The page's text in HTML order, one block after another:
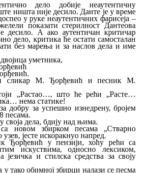
дело добије неаутентичну
ништа није десило. Данте је у време
у руке неаутентичних фарисеја –
показати стерилност Дантеова
десило. А ако аутентичан критичар
дело, критика ће остати самосталан
без марења и за наслов дела и име
уметника,
сликар М. Ђорђевић и песник М.
„Растао…, што ће рећи „Расте…
нема статике!
добру за успешно изнедрену, бројем
песама.
своја дела, бдију над њима.
новом збирком песама „Стварно
јесте искоракнуо напред.
Ђорђевић у пензији, хоћу рећи са
искуствима, односно лексиком,
језичка и стилска средства за своју
у тако обимној збирци налази се песма